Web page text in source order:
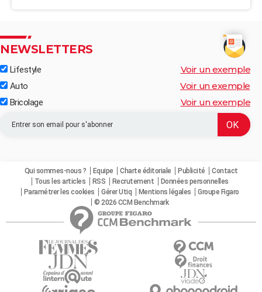
NEWSLETTERS
Lifestyle Voir un exemple
Auto Voir un exemple
Bricolage Voir un exemple
Qui sommes-nous ? Equipe Charte éditoriale Publicité
Contact
Tous les articles
RSS Recrutement
Données personnelles
Paramétrer les cookies
Gérer Utiq Mentions légales
Groupe Figaro
© 2026 CCM Benchmark